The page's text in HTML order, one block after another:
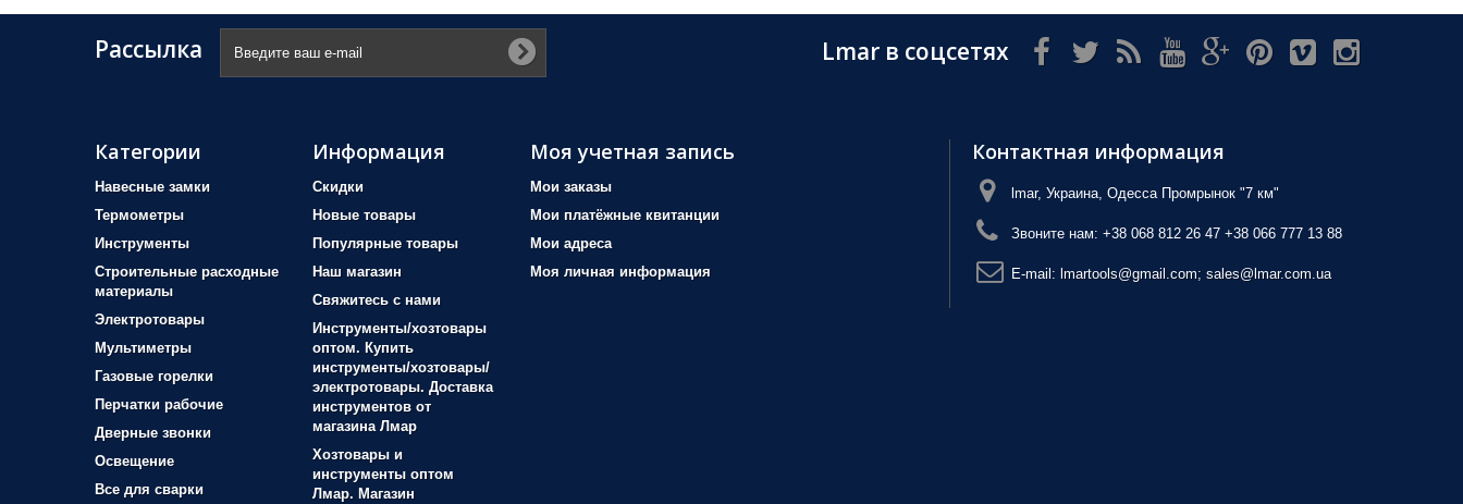
Рассылка Lmar в соцсетях
Категории
Навесные замки
Термометры
Инструменты
Строительные расходные
материалы
Электротовары
Мультиметры
Газовые горелки
Перчатки рабочие
Дверные звонки
Освещение
Все для сварки
Информация
Скидки
Новые товары
Популярные товары
Наш магазин
Свяжитесь с нами
Инструменты/хозтовары
оптом. Купить
инструменты/хозтовары/
электротовары. Доставка
инструментов от
магазина Лмар
Хозтовары и
инструменты оптом
Лмар. Магазин
Моя учетная запись
Мои заказы
Мои платёжные квитанции
Мои адреса
Моя личная информация
Контактная информация
lmar, Украина, Одесса Промрынок "7 км"
Звоните нам: +38 068 812 26 47 +38 066 777 13 88
E-mail: lmartools@gmail.com; sales@lmar.com.ua